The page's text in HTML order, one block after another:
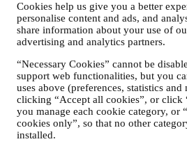
Cookies help us give you a better
personalise content and ads, and
share information about your use of
advertising and analytics partners.
“Necessary Cookies” cannot be
support web functionalities, but you
uses above (preferences, statistics
clicking “Accept all cookies”, or click
you manage each cookie category, or
cookies only”, so that no other
installed.
informasjon om hvordan vi bruker
hvordan du kan slette dem, kan du
informasjonskapslerher.
Dersom du har kjøpt et produkt fra
sende deg en e-post der vi ber om
ditt. Vi er interessert i
(dersom de ønsker å oppgi slik
kan forbedre produktene og
kjøpsprosessen kan vi også
skrive en produktvurdering.
og du velger selv om du vil sende